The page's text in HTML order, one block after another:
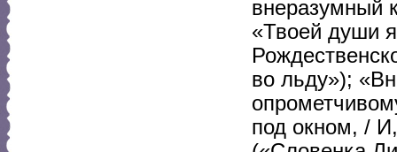
внеразумный
«Твоей души
во льду»);
под окном, /